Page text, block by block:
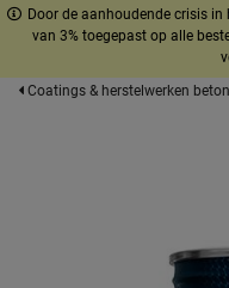
Door de aanhoudende crisis
van 3% toegepast op alle
Coatings & herstelwerken beton